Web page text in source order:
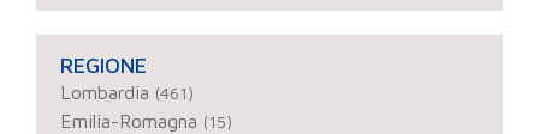
REGIONE
Lombardia (461)
Emilia-Romagna (15)